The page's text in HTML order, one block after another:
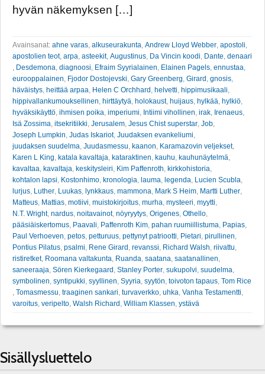
hyvän näkemyksen […]
Avainsanat: ahne varas alkuseurakunta Andrew Lloyd Webber apostoli
apostolien teot, arpa asteekit, Augustinus Da Vincin koodi Dante denaari
Desdemona diagnoosi Efraim Syyrialainen Elainen Pagels ennustaa
eurooppalainen Fjodor Dostojevski Gary Greenberg Girard gnosis
häväistys heittää arpaa Helen C Orchhard helvetti hippimusikaali
hippivallankumouksellinen hirttäytyä holokaust, huijaus hylkää hylkiö
hyväksikäyttö ihmisen poika imperiumi Intiimi vihollinen irak Irenaeus
Isä Zossima itsekritiikki Jerusalem Jesus Chist superstar Job
Joseph Lumpkin Judas Iskariot, Juudaksen evankeliumi
juudaksen suudelma Juudasmessu kaanon Karamazovin veljekset,
Karen L King katala kavaltaja kataraktinen kauhu kauhunäytelmä
kavaltaa kavaltaja keskitysleiri Kim Paffenroth kirkkohistoria
kohtalon lapsi Kostonhimo kronologia lauma legenda Lucien Scubla
lurjus Luther Luukas lynkkaus mammona Mark S Heim Martti Luther
Matteus Mattias motiivi muistokirjoitus murha mysteeri myytti
N.T. Wright, nardus noitavainot, nöyryytys Origenes Othello
pääsiäiskertomus Paavali Paffenroth Kim pahan ruumiillistuma Papias
Paul Verhoeven petos petturuus pettynyt patriootti Pietari pirullinen
Pontius Pilatus psalmi Rene Girard revanssi Richard Walsh riivattu
ristiretket, Roomana valtakunta Ruanda saatana saatanallinen
saneeraaja Sören Kierkegaard Stanley Porter sukupolvi suudelma
symbolinen syntipukki syyllinen Syyria syytön toivoton tapaus Tom Rice
Tomasmessu traaginen sankari turvaverkko uhka Vanha Testamentti
varoitus veripelto Walsh Richard William Klassen ystävä
Sisällysluettelo